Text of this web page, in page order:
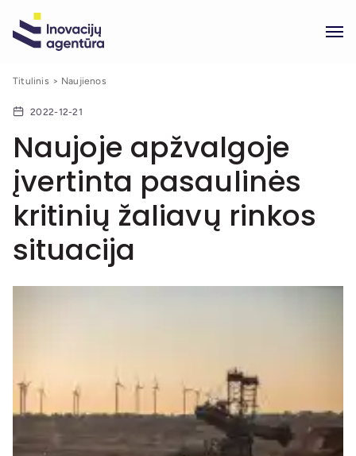
Titulinis Naujienos
2022-12-21
Naujoje apžvalgoje
įvertinta pasaulinės
kritinių žaliavų rinkos
situacija